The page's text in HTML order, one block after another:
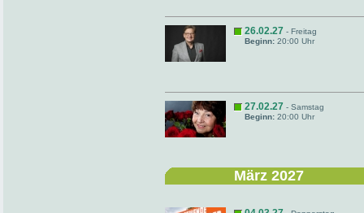
26.02.27 - Freitag
Beginn: 20:00 Uhr
27.02.27 - Samstag
Beginn: 20:00 Uhr
März 2027